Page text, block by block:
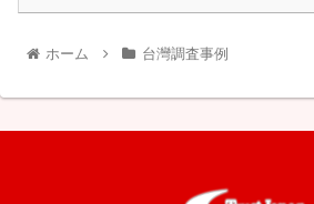
ホーム 台灣調査事例